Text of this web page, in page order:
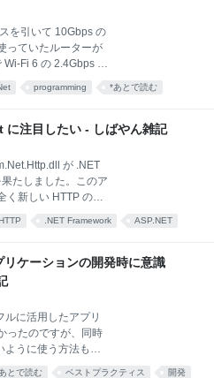
ストが通らなくな
後ではまるので、自
。 基本的な WSL 2
を引いて 10Gbps の
っていたルーターが
Wi-Fi 6 の 2.4Gbps 上
Wi-Fi 6 でも周りに
ので、実測は 1Gbps
のスペックを書い
ミングで発売された
バーチャルコネクト
付いた Wi-Fi ルータ
がありますが、Wi-Fi
ネクトへの対応は日
programming *あとで読む
注目したい - しばやん雑記
が .NET
たしました。このア
く新しい HTTP のク
綺麗にラップした
使い勝手がいいんで
意されている主な
りです。 GetAsync
でも簡単に叩くこと
何故か HTTP 動詞を
.NET Framework ASP.NET
ケーションの開発時に意識
に活用したアプリ
ったのですが、同時
ように使う方法も分
と言語化しておきま
あとで読む ベストプラクティス 開発